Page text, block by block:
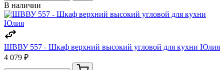
В наличии
ШВВУ 557 - Шкаф верхний высокий угловой для кухни Юлия
4 079 ₽